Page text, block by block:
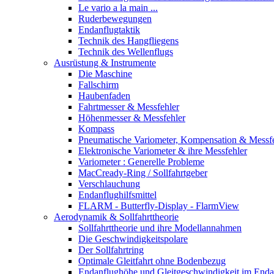
Le vario a la main ...
Ruderbewegungen
Endanflugtaktik
Technik des Hangfliegens
Technik des Wellenflugs
Ausrüstung & Instrumente
Die Maschine
Fallschirm
Haubenfaden
Fahrtmesser & Messfehler
Höhenmesser & Messfehler
Kompass
Pneumatische Variometer, Kompensation &
Elektronische Variometer & ihre Messfehler
Variometer : Generelle Probleme
MacCready-Ring / Sollfahrtgeber
Verschlauchung
Endanflughilfsmittel
FLARM - Butterfly-Display - FlarmView
Aerodynamik & Sollfahrttheorie
Sollfahrttheorie und ihre Modellannahmen
Die Geschwindigkeitspolare
Der Sollfahrtring
Optimale Gleitfahrt ohne Bodenbezug
Endanflughöhe und Gleitgeschwindigkeit im